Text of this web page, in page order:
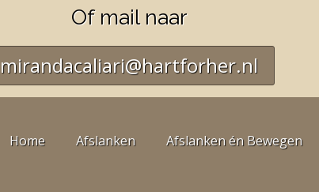
Of mail naar
mirandacaliari@hartforher.nl
Home Afslanken Afslanken én Bewegen